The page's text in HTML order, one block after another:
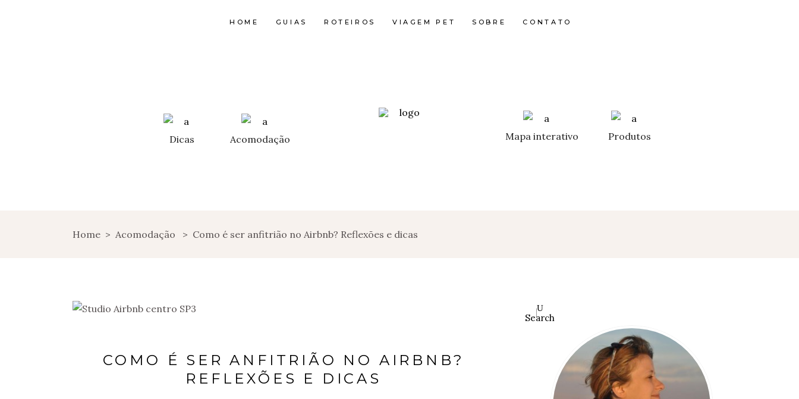
HOME GUIAS ROTEIROS VIAGEM PET SOBRE CONTATO
Dicas Acomodação Mapa interativo Produtos
Home > Acomodação > Como é ser anfitrião no Airbnb? Reflexões e dicas
COMO É SER ANFITRIÃO NO AIRBNB?
REFLEXÕES E DICAS
Search